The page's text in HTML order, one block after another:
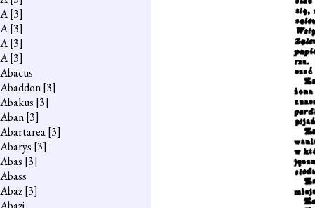
A[3]
A[3]
A[3]
A[3]
Abacus
Abaddon[3]
Abakus [3]
Aban[3]
Abartarea[3]
Abarys [3]
Abas [3]
Abass
Abaz[3]